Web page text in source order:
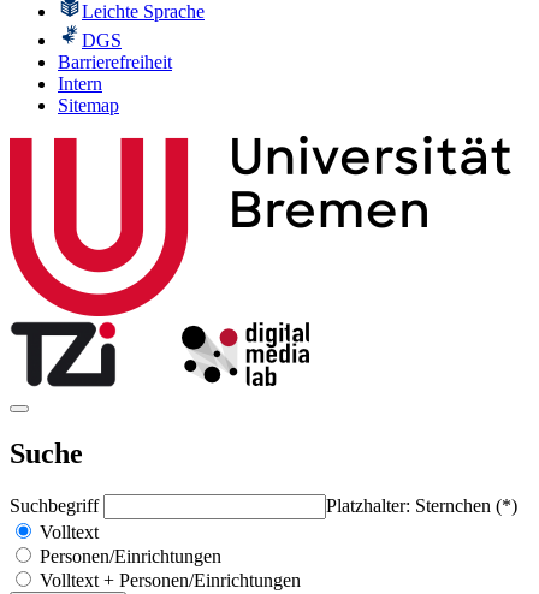
Leichte Sprache
DGS
Barrierefreiheit
Intern
Sitemap
Suche
Suchbegriff
Platzhalter: Sternchen (*)
Volltext
Personen/Einrichtungen
Volltext + Personen/Einrichtungen